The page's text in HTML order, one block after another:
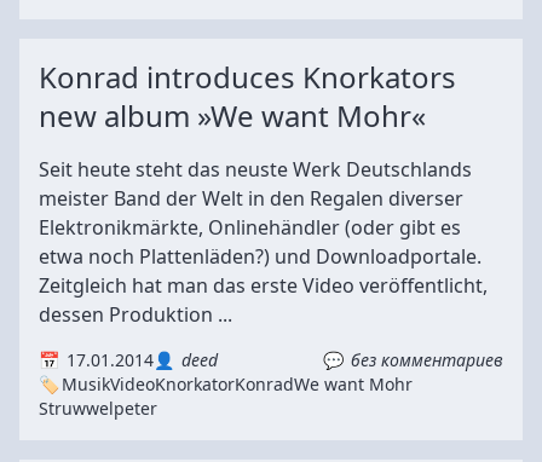
Konrad introduces Knorkators
new album »We want Mohr«
Seit heute steht das neuste Werk Deutschlands
meister Band der Welt in den Regalen diverser
Elektronikmärkte, Onlinehändler (oder gibt es
etwa noch Plattenläden?) und Downloadportale.
Zeitgleich hat man das erste Video veröffentlicht,
dessen Produktion ...
17.01.2014 deed
без комментариев
MusikVideoKnorkatorKonradWe want Mohr
Struwwelpeter